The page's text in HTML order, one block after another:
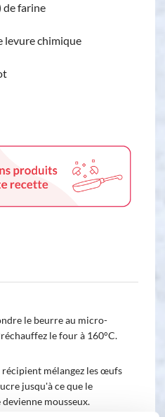
de farine
levure chimique
le beurre au micro-
le four à 160°C.
récipient mélangez les œufs
jusqu'à ce que le
devienne mousseux.